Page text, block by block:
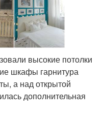
высокие потолки
шкафы гарнитура
а над открытой
дополнительная